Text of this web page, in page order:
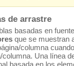
de arrastre
basadas en
que se muestran
columna
columna. Una línea